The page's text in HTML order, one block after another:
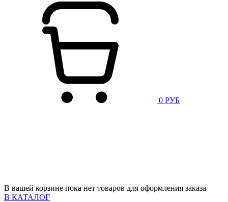
0 РУБ
В вашей корзине пока нет товаров для оформления заказа
В КАТАЛОГ